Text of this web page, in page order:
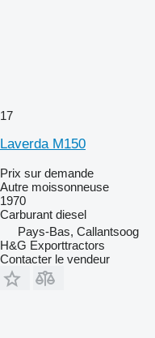
17
Laverda M150
Prix sur demande
Autre moissonneuse
1970
Carburant diesel
Pays-Bas, Callantsoog
H&G Exporttractors
Contacter le vendeur